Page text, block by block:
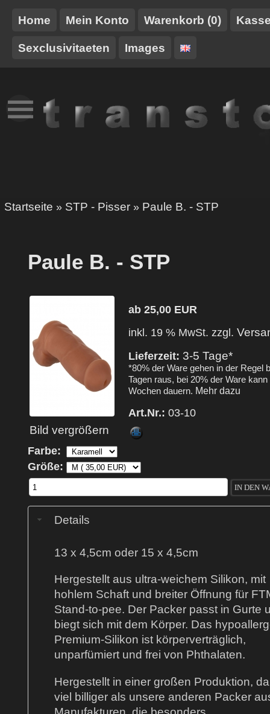
Home Mein Konto Warenkorb (0)
Sexclusivitaeten Images
NEUES
TT-
TRANSTOY
GURTE/HARNESSE
Startseite » STP - Pisser » Paule B. - STP
Paule B. - STP
Bild vergrößern
ab 25,00 EUR
inkl. 19 % MwSt. zzgl.
Lieferzeit: 3-5 Tage*
*80% der Ware gehen in der Regel
Tagen raus, bei 20% der Ware
Wochen dauern. Mehr dazu
Art.Nr.: 03-10
Farbe:
Größe:
Details
13 x 4,5cm oder 15 x 4,5cm
Hergestellt aus ultra-weichem Silikon, mit
hohlem Schaft und breiter Öffnung für
Stand-to-pee. Der Packer passt in Gurte
biegt sich mit dem Körper. Das
Premium-Silikon ist körperverträglich,
unparfümiert und frei von Phthalaten.
Hergestellt in einer großen Produktion,
viel billiger als unsere anderen Packer
Manufakturen, die besonders